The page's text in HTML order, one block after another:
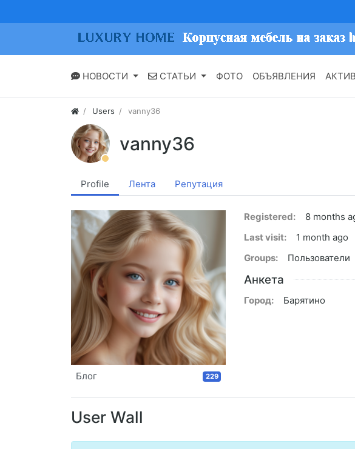
НОВОСТИ СТАТЬИ ФОТО ОБЪЯВЛЕНИЯ
Users vanny36
vanny36
Profile Лента Репутация
Блог 229
Registered:
8 months
Last visit:
1 month ago
Groups:
Пользователи
Анкета
Город: Барятино
User Wall